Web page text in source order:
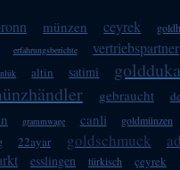
münzen ceyrek
erfahrungsberichte vertriebspartner
altin satimi
gebraucht
grammwage canli goldmünzen
22ayar goldschmuck
esslingen türkisch çeyrek